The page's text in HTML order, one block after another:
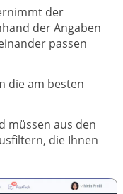
der
der Angaben
passen
die am besten
müssen aus den
die Ihnen